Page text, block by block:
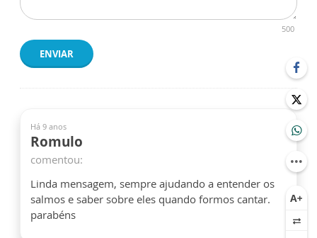
500
ENVIAR
Há 9 anos
Romulo
comentou:
Linda mensagem, sempre ajudando a entender os
salmos e saber sobre eles quando formos cantar.
parabéns